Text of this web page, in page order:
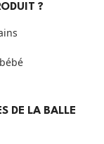
?
DE LA BALLE